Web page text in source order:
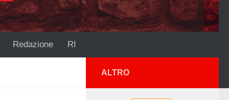
Redazione RI
ALTRO